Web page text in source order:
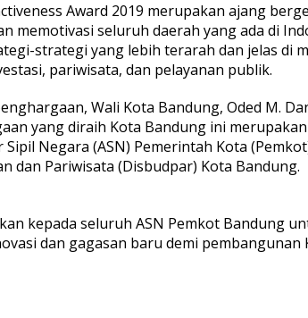
Award 2019 merupakan ajang
memotivasi seluruh daerah yang ada di
strategi yang lebih terarah dan jelas di
pariwisata, dan pelayanan publik.
Wali Kota Bandung, Oded M.
yang diraih Kota Bandung ini
Negara (ASN) Pemerintah Kota
dan Pariwisata (Disbudpar) Kota Bandung.
kepada seluruh ASN Pemkot Bandung
dan gagasan baru demi pembangunan